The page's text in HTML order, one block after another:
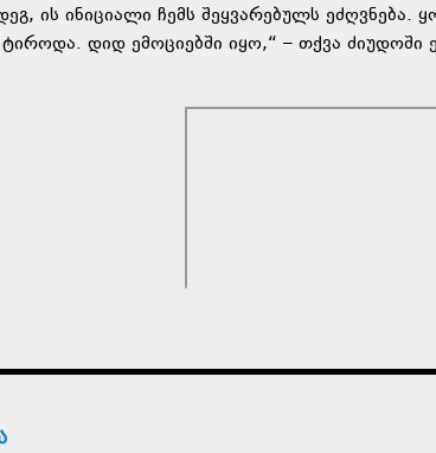
ის ინიციალი ჩემს შეყვარებულს
დიდ ემოციებში იყო,“ – თქვა ძიუდოში